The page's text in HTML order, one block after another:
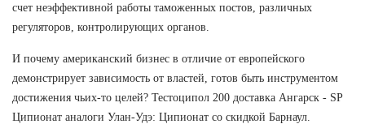
счет неэффективной работы таможенных постов, различных
регуляторов, контролирующих органов.
И почему американский бизнес в отличие от европейского
демонстрирует зависимость от властей, готов быть инструментом
достижения чьих-то целей? Тестоципол 200 доставка Ангарск - SP
Ципионат аналоги Улан-Удэ: Ципионат со скидкой Барнаул.